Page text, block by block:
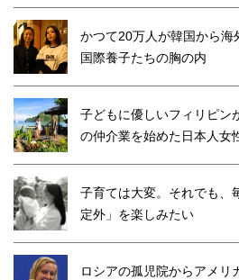
かつて20万人が韓国から
国際養子たちの胸の内
子どもに優しいフィリピ
の仲介業を始めた日本人女
子育ては大変。それでも、
定外」を楽しみたい
ロシアの孤児院からアメ